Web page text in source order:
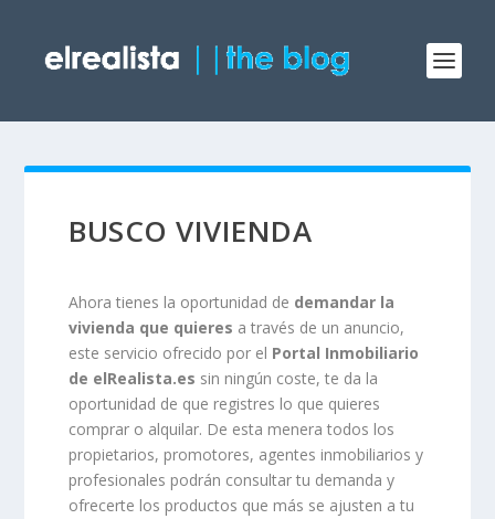
BUSCO VIVIENDA
Ahora tienes la oportunidad de demandar la
vivienda que quieres a través de un anuncio,
este servicio ofrecido por el Portal Inmobiliario
de elRealista.es sin ningún coste, te da la
oportunidad de que registres lo que quieres
comprar o alquilar. De esta menera todos los
propietarios, promotores, agentes inmobiliarios y
profesionales podrán consultar tu demanda y
ofrecerte los productos que más se ajusten a tu